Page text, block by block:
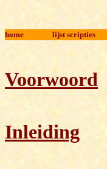
home lijst scripties
Voorwoord
Inleiding